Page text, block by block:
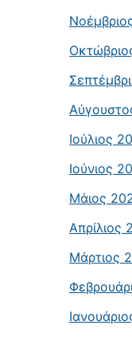
Ιούλιος
Ιούνιος
Μάιος
Απρίλιος
Μάρτιος